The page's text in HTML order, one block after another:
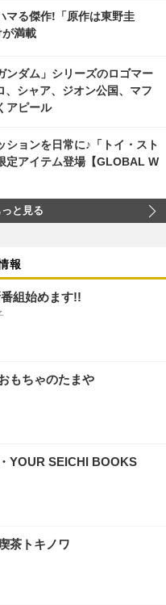
マる傑作!「原作は東野圭
満載
ンダム」シリーズのロゴマー
、シャア、ジオン公国、マフ
アピール
ションを日常に♪「トイ・スト
定アイテム登場【GLOBAL W
と見る
報
組始めます!!
もちゃのたまや
YOUR SEICHI BOOKS
茶トキノワ